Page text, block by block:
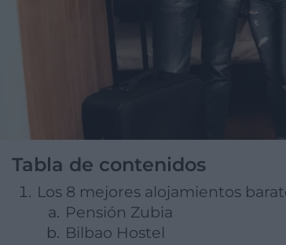
Tabla de contenidos
Los 8 mejores alojamientos
Pensión Zubia
Bilbao Hostel